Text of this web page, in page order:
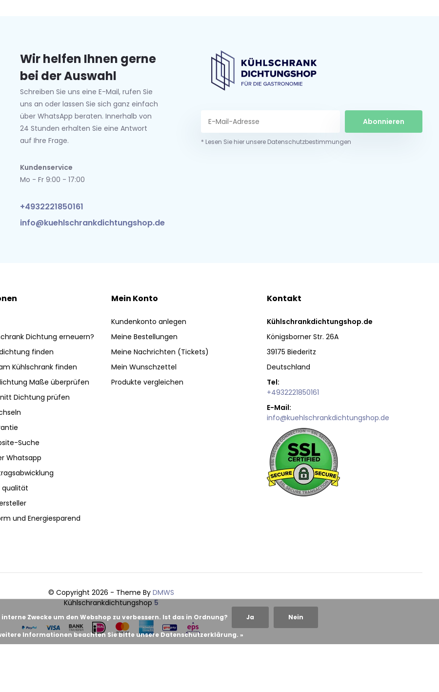
Wir helfen Ihnen gerne
bei der Auswahl
Schreiben Sie uns eine E-Mail, rufen Sie
uns an oder lassen Sie sich ganz einfach
über WhatsApp beraten. Innerhalb von
24 Stunden erhalten Sie eine Antwort
auf Ihre Frage.
Kundenservice
Mo - Fr 9:00 - 17:00
+4932221850161
info@kuehlschrankdichtungshop.de
Abonnieren
* Lesen Sie hier unsere Datenschutzbestimmungen
Dichtung erneuern?
finden
Kühlschrank finden
Maße überprüfen
Dichtung prüfen
Suche
Whatsapp
qualität
und Energiesparend
Mein Konto
Kundenkonto anlegen
Meine Bestellungen
Meine Nachrichten (Tickets)
Mein Wunschzettel
Produkte vergleichen
Kontakt
Kühlschrankdichtungshop.de
Königsborner Str. 26A
39175 Biederitz
Deutschland
Tel:
+4932221850161
E-Mail:
info@kuehlschrankdichtungshop.de
© Copyright 2026 - Theme By DMWS
Kühlschrankdichtungshop 5
Zwecke um den Webshop zu verbessern. Ist das in Ordnung? Ja Nein
Informationen beachten Sie bitte unsere Datenschutzerklärung. »